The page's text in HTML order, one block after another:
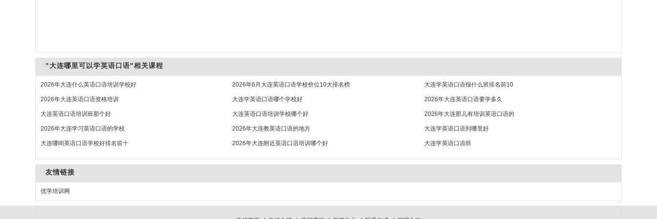
"大连哪里可以学英语口语"相关课程
2026年大连什么英语口语培训学校好 2026年6月大连英语口语学校价位10大排名榜 大连学英语口语报什么班排名前10
2026年大连英语口语资格培训 大连学英语口语哪个学校好 2026年大连英语口语要学多久
大连英语口语培训班那个好 大连英语口语培训学校哪个好 2026年大连那儿有培训英语口语的
2026年大连学习英语口语的学校 2026年大连教英语口语的地方 大连学英语口语到哪里好
大连哪间英语口语学校好排名前十 2026年大连附近英语口语培训哪个好 大连学英语口语班
友情链接
优学培训网